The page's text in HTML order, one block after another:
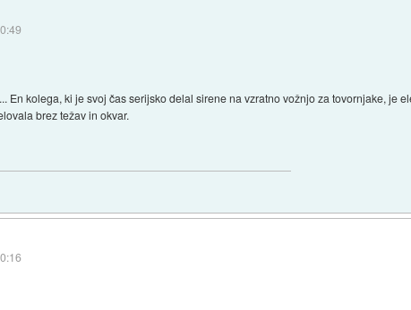
En kolega, ki je svoj čas serijsko delal sirene na vzratno vožnjo za tovornjake, je
brez težav in okvar.